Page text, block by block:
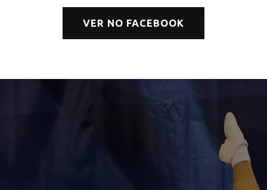
VER NO FACEBOOK